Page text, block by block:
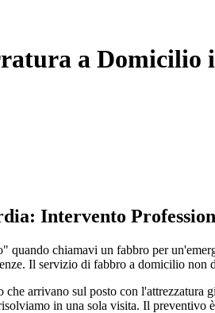
a
Intervento
quando chiamavi un fabbro per
Il servizio di fabbro a domicilio non
che arrivano sul posto con
in una sola visita. Il